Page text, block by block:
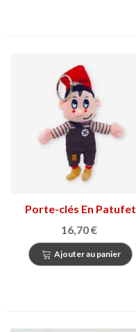
Porte-clés En Patufet
16,70 €
Ajouter au panier